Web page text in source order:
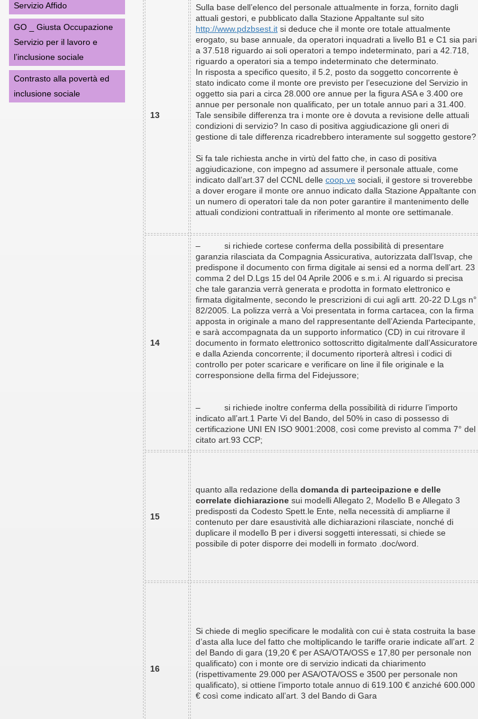
13
Sulla base dell’elenco del personale attualmente in forza, fornito dagli
attuali gestori, e pubblicato dalla Stazione Appaltante sul sito
http://www.pdzbsest.it si deduce che il monte ore totale attualmente
erogato, su base annuale, da operatori inquadrati a livello B1 e C1 sia pari
a 37.518 riguardo ai soli operatori a tempo indeterminato, pari a 42.718
riguardo a operatori sia a tempo indeterminato che determinato.
In risposta a specifico quesito, il 5.2, posto da soggetto concorrente è
stato indicato come il monte ore previsto per l’esecuzione del Servizio in
oggetto sia pari a circa 28.000 ore annue per la figura ASA e 3.400 ore
annue per personale non qualificato, per un totale annuo pari a 31.400.
Tale sensibile differenza tra i monte ore è dovuta a revisione delle attuali
condizioni di servizio? In caso di positiva aggiudicazione gli oneri di
gestione di tale differenza ricadrebbero interamente sul soggetto gestore?
Si fa tale richiesta anche in virtù del fatto che, in caso di positiva
aggiudicazione, con impegno ad assumere il personale attuale, come
indicato dall’art.37 del CCNL delle coop.ve sociali, il gestore si troverebbe
a dover erogare il monte ore annuo indicato dalla Stazione Appaltante con
un numero di operatori tale da non poter garantire il mantenimento delle
attuali condizioni contrattuali in riferimento al monte ore settimanale.
14
– si richiede cortese conferma della possibilità di presentare
garanzia rilasciata da Compagnia Assicurativa, autorizzata dall’Isvap, che
predispone il documento con firma digitale ai sensi ed a norma dell’art. 23
comma 2 del D.Lgs 15 del 04 Aprile 2006 e s.m.i. Al riguardo si precisa
che tale garanzia verrà generata e prodotta in formato elettronico e
firmata digitalmente, secondo le prescrizioni di cui agli artt. 20-22 D.Lgs n°
82/2005. La polizza verrà a Voi presentata in forma cartacea, con la firma
apposta in originale a mano del rappresentante dell’Azienda Partecipante,
e sarà accompagnata da un supporto informatico (CD) in cui ritrovare il
documento in formato elettronico sottoscritto digitalmente dall’Assicuratore
e dalla Azienda concorrente; il documento riporterà altresì i codici di
controllo per poter scaricare e verificare on line il file originale e la
corresponsione della firma del Fidejussore;
– si richiede inoltre conferma della possibilità di ridurre l’importo
indicato all’art.1 Parte Vi del Bando, del 50% in caso di possesso di
certificazione UNI EN ISO 9001:2008, così come previsto al comma 7° del
citato art.93 CCP;
15
quanto alla redazione della domanda di partecipazione e delle
correlate dichiarazione sui modelli Allegato 2, Modello B e Allegato 3
predisposti da Codesto Spett.le Ente, nella necessità di ampliarne il
contenuto per dare esaustività alle dichiarazioni rilasciate, nonché di
duplicare il modello B per i diversi soggetti interessati, si chiede se
possibile di poter disporre dei modelli in formato .doc/word.
16
Si chiede di meglio specificare le modalità con cui è stata costruita la base
d’asta alla luce del fatto che moltiplicando le tariffe orarie indicate all’art. 2
del Bando di gara (19,20 € per ASA/OTA/OSS e 17,80 per personale non
qualificato) con i monte ore di servizio indicati da chiarimento
(rispettivamente 29.000 per ASA/OTA/OSS e 3500 per personale non
qualificato), si ottiene l’importo totale annuo di 619.100 € anziché 600.000
€ così come indicato all’art. 3 del Bando di Gara
Servizio Affido
GO _ Giusta Occupazione
Servizio per il lavoro e
l’inclusione sociale
Contrasto alla povertà ed
inclusione sociale